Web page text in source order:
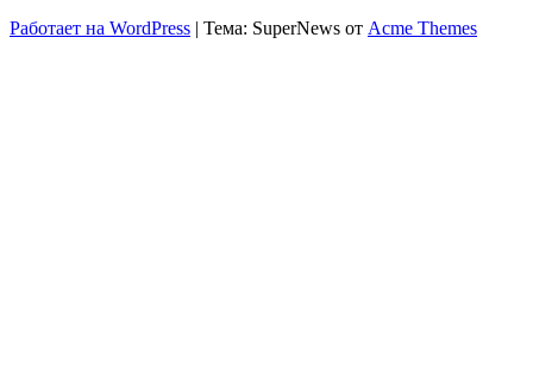
Работает на WordPress
Тема: SuperNews от Acme Themes